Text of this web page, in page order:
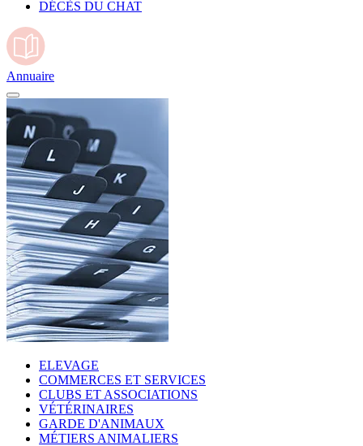
DÉCÈS DU CHAT
Annuaire
ELEVAGE
COMMERCES ET SERVICES
CLUBS ET ASSOCIATIONS
VÉTÉRINAIRES
GARDE D'ANIMAUX
MÉTIERS ANIMALIERS